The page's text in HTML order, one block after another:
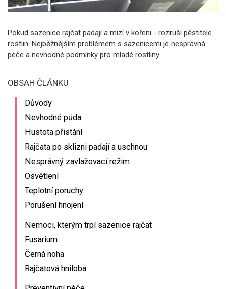
Pokud sazenice rajčat padají a mizí v kořeni - rozruší pěstitele
rostlin. Nejběžnějším problémem s sazenicemi je nesprávná
péče a nevhodné podmínky pro mladé rostliny.
OBSAH ČLÁNKU
Důvody
Nevhodné půda
Hustota přistání
Rajčata po sklizni padají a uschnou
Nesprávný zavlažovací režim
Osvětlení
Teplotní poruchy
Porušení hnojení
Nemoci, kterým trpí sazenice rajčat
Fusarium
Černá noha
Rajčatová hniloba